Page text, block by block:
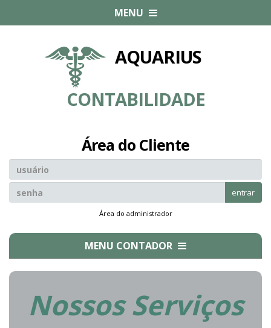
AQUARIUS
CONTABILIDADE
Área do Cliente
entrar
Área do administrador
MENU CONTADOR
MENU
Nossos Serviços